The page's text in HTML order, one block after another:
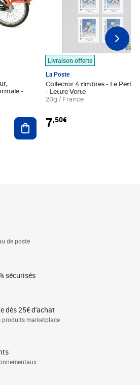
Ajouter au panier
Livraison offerte
La Poste
Collector 4 timbres - Le Petit
- Lettre Verte
20g / France
7,50€
de poste
sécurisés
dès 25€ d'achat
produits marketplace